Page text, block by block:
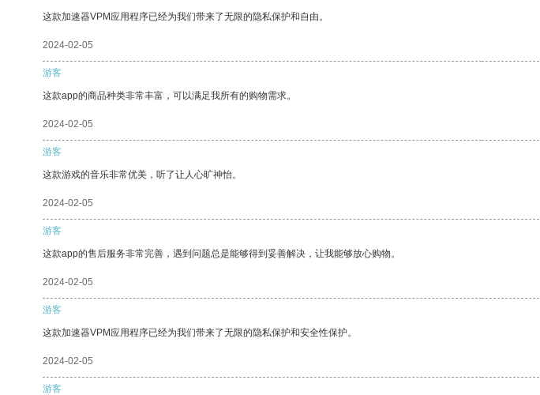
这款加速器VPM应用程序已经为我们带来了无限的隐私保护和自由。
2024-02-05
游客
这款app的商品种类非常丰富，可以满足我所有的购物需求。
2024-02-05
游客
这款游戏的音乐非常优美，听了让人心旷神怡。
2024-02-05
游客
这款app的售后服务非常完善，遇到问题总是能够得到妥善解决，让我能够放心购物。
2024-02-05
游客
这款加速器VPM应用程序已经为我们带来了无限的隐私保护和安全性保护。
2024-02-05
游客